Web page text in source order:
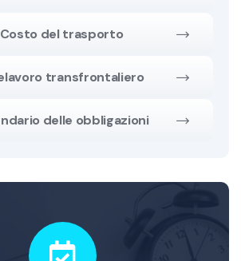
Costo del trasporto
transfrontaliero
delle obbligazioni